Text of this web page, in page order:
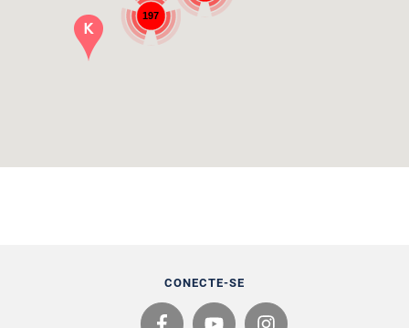
197
CONECTE-SE